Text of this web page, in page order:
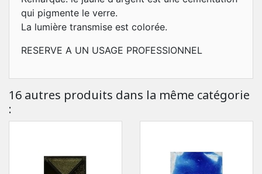
qui pigmente le verre.
La lumière transmise est colorée.
RESERVE A UN USAGE PROFESSIONNEL
16 autres produits dans la même catégorie
: